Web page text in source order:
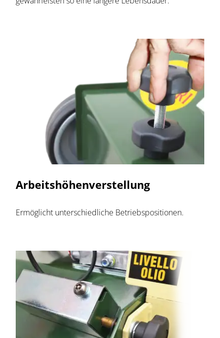
Arbeitshöhenverstellung
Ermöglicht unterschiedliche Betriebspositionen.